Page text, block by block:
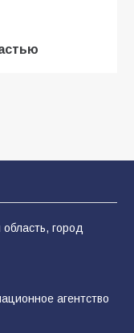
в августе
работы
город
агентство